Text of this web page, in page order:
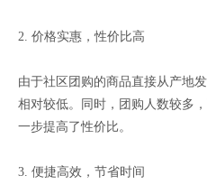
2. 价格实惠，性价比高
由于社区团购的商品直接从产地
相对较低。同时，团购人数较多
一步提高了性价比。
3. 便捷高效，节省时间